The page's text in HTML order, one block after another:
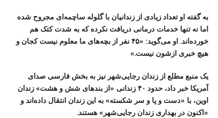
به گفته او تعداد زیادی از زندانیان با گلوله ساچمه‌ای مجروح شده
اما نه تنها خدمات درمانی دریافت نکرده که به شدت کتک هم
خورده‌اند. او می‌گوید: «۴۵ نفر از بچه‌های ما معلوم نیست کجان و
هیچ خبری ازشون نیست.»
یک منبع مطلع از زندان رجایی‌شهر نیز به بخش فارسی صدای
آمریکا خبر داد، حدود ۴۰ زندانی «از بندهای شش و هشت» زندان
اوین، با «دست و پا و سر شکسته» به این زندان انتقال داده‌اند و
«اکنون در بهداری زندان رجایی‌شهر» هستند.